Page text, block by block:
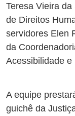
Teresa Vieira
de Direitos
servidores Elen
da
Acessibilidade e
A equipe
guichê da